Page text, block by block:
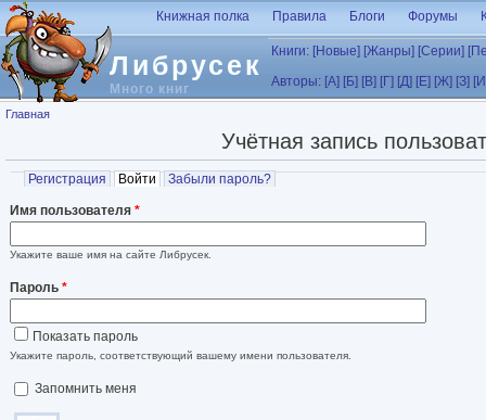
Перейти к основному содержанию
Либрусек
Много книг
Книжная полка Правила Блоги Форумы
Книги: [Новые] [Жанры] [Серии]
Авторы: [А] [Б] [В] [Г] [Д] [Е] [Ж] [З]
Вы здесь
Главная
Учётная запись
Главные вкладки
Регистрация Войти (активная вкладка)
Забыли пароль?
Имя пользователя *
Укажите ваше имя на сайте Либрусек.
Пароль *
Показать пароль
Укажите пароль, соответствующий вашему имени пользователя.
Запомнить меня